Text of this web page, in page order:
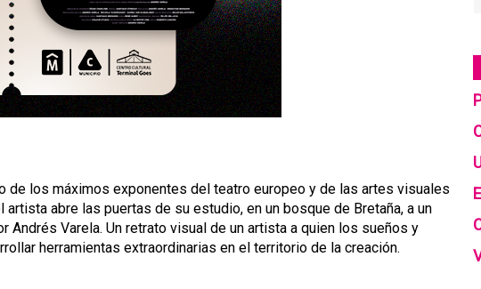
de los máximos exponentes del teatro europeo y de las artes visuales
abre las puertas de su estudio, en un bosque de Bretaña, a un
Andrés Varela. Un retrato visual de un artista a quien los sueños y
herramientas extraordinarias en el territorio de la creación.